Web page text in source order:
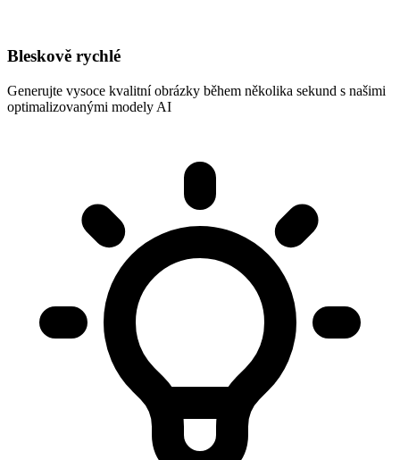
Bleskově rychlé
Generujte vysoce kvalitní obrázky během několika sekund s našimi
optimalizovanými modely AI